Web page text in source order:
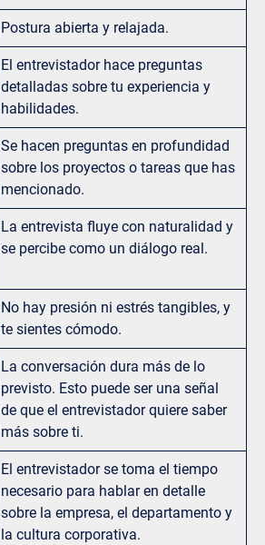
Postura abierta y relajada.
El entrevistador hace preguntas
detalladas sobre tu experiencia y
habilidades.
Se hacen preguntas en profundidad
sobre los proyectos o tareas que has
mencionado.
La entrevista fluye con naturalidad y
se percibe como un diálogo real.
No hay presión ni estrés tangibles, y
te sientes cómodo.
La conversación dura más de lo
previsto. Esto puede ser una señal
de que el entrevistador quiere saber
más sobre ti.
El entrevistador se toma el tiempo
necesario para hablar en detalle
sobre la empresa, el departamento y
la cultura corporativa.